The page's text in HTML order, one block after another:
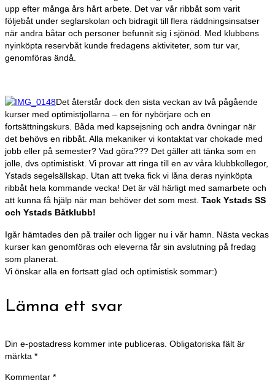
upp efter många års hårt arbete. Det var vår ribbåt som varit
följebåt under seglarskolan och bidragit till flera räddningsinsatser
när andra båtar och personer befunnit sig i sjönöd. Med klubbens
nyinköpta reservbåt kunde fredagens aktiviteter, som tur var,
genomföras ändå.
Det återstår dock den sista veckan av två pågående
kurser med optimistjollarna – en för nybörjare och en
fortsättningskurs. Båda med kapsejsning och andra övningar när
det behövs en ribbåt. Alla mekaniker vi kontaktat var chokade med
jobb eller på semester? Vad göra??? Det gäller att tänka som en
jolle, dvs optimistiskt. Vi provar att ringa till en av våra klubbkollegor,
Ystads segelsällskap. Utan att tveka fick vi låna deras nyinköpta
ribbåt hela kommande vecka! Det är väl härligt med samarbete och
att kunna få hjälp när man behöver det som mest. Tack Ystads SS
och Ystads Båtklubb!
Igår hämtades den på trailer och ligger nu i vår hamn. Nästa veckas
kurser kan genomföras och eleverna får sin avslutning på fredag
som planerat.
Vi önskar alla en fortsatt glad och optimistisk sommar:)
Lämna ett svar
Din e-postadress kommer inte publiceras. Obligatoriska fält är
märkta *
Kommentar *